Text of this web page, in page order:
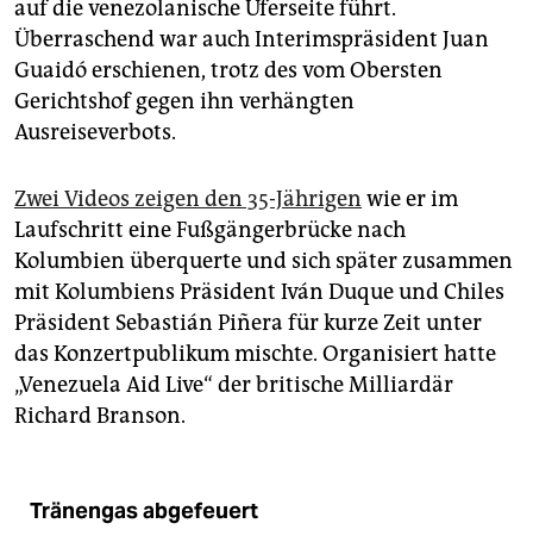
auf die venezolanische Uferseite führt.
Überraschend war auch Interimspräsident Juan
Guaidó erschienen, trotz des vom Obersten
Gerichtshof gegen ihn verhängten
Ausreiseverbots.
Zwei Videos zeigen den 35-Jährigen wie er im
Laufschritt eine Fußgängerbrücke nach
Kolumbien überquerte und sich später zusammen
mit Kolumbiens Präsident Iván Duque und Chiles
Präsident Sebastián Piñera für kurze Zeit unter
das Konzertpublikum mischte. Organisiert hatte
„Venezuela Aid Live“ der britische Milliardär
Richard Branson.
Tränengas abgefeuert